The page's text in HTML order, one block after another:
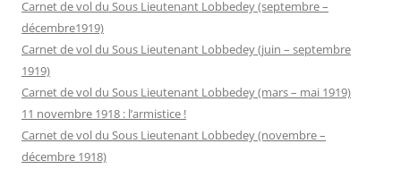
Carnet de vol du Sous Lieutenant Lobbedey (septembre –
décembre1919)
Carnet de vol du Sous Lieutenant Lobbedey (juin – septembre
1919)
Carnet de vol du Sous Lieutenant Lobbedey (mars – mai 1919)
11 novembre 1918 : l’armistice !
Carnet de vol du Sous Lieutenant Lobbedey (novembre –
décembre 1918)